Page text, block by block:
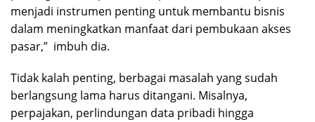
menjadi instrumen penting untuk membantu bisnis
dalam meningkatkan manfaat dari pembukaan akses
pasar,” imbuh dia.
Tidak kalah penting, berbagai masalah yang sudah
berlangsung lama harus ditangani. Misalnya,
perpajakan, perlindungan data pribadi hingga